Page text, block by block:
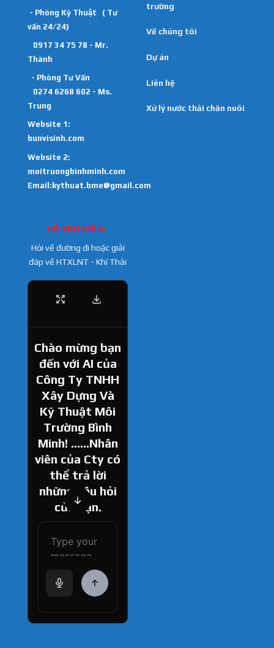
- Phòng Kỹ Thuật ( Tư
vấn 24/24)
0917 34 75 78 - Mr.
Thành
- Phòng Tư Vấn
0274 6268 602 - Ms.
Trung
Website 1:
bunvisinh.com
Website 2:
moitruongbinhminh.com
Email:kythuat.bme@gmail.com
trường
Về chúng tôi
Dự án
Liên hệ
Xử lý nước thải chăn nuôi
HỖ TRỢ VỚI AI
Hỏi về đường đi hoặc giải
đáp về HTXLNT - Khí Thải
Chào mừng bạn
đến với AI của
Công Ty TNHH
Xây Dựng Và
Kỹ Thuật Môi
Trường Bình
Minh! ......Nhân
viên của Cty có
thể trả lời
những câu hỏi
của bạn.
How can I help
you today?